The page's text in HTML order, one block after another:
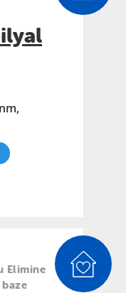
Elimine